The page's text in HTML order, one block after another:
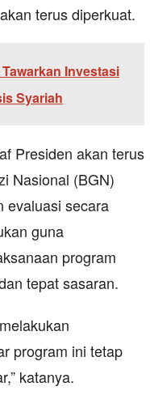
terus diperkuat.
Investasi
Syariah
Presiden akan terus
Nasional (BGN)
evaluasi secara
guna
program
tepat sasaran.
program ini tetap
katanya.